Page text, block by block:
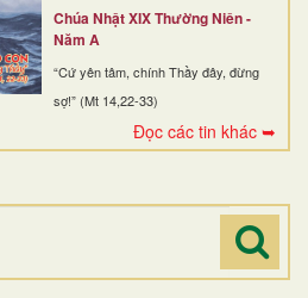
Chúa Nhật XIX Thường Niên -
Năm A
“Cứ yên tâm, chính Thầy đây, đừng
sợ!” (Mt 14,22-33)
Đọc các tin khác ➥